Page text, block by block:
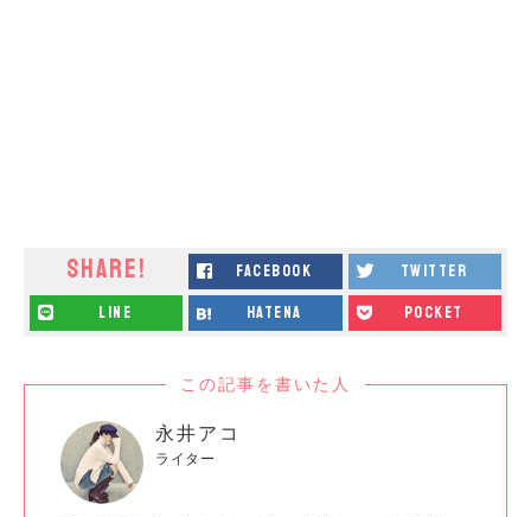
SHARE! facebook twitter
line hatena pocket
この記事を書いた人
永井アコ
ライター